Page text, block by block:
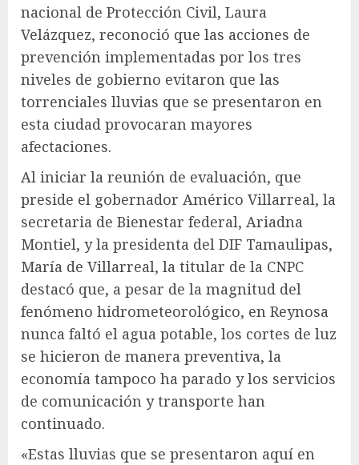
nacional de Protección Civil, Laura
Velázquez, reconoció que las acciones de
prevención implementadas por los tres
niveles de gobierno evitaron que las
torrenciales lluvias que se presentaron en
esta ciudad provocaran mayores
afectaciones.
Al iniciar la reunión de evaluación, que
preside el gobernador Américo Villarreal, la
secretaria de Bienestar federal, Ariadna
Montiel, y la presidenta del DIF Tamaulipas,
María de Villarreal, la titular de la CNPC
destacó que, a pesar de la magnitud del
fenómeno hidrometeorológico, en Reynosa
nunca faltó el agua potable, los cortes de luz
se hicieron de manera preventiva, la
economía tampoco ha parado y los servicios
de comunicación y transporte han
continuado.
«Estas lluvias que se presentaron aquí en